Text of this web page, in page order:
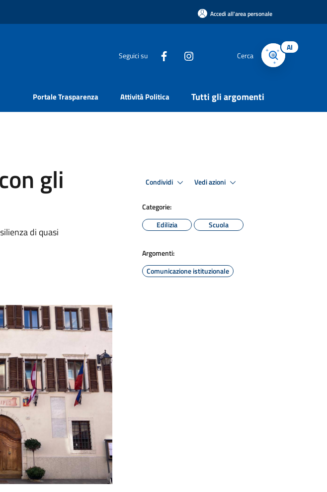
Accedi all'area personale
Seguici su Cerca
AI
Portale Trasparenza Attività Politica Tutti gli argomenti
gli
di quasi
Condividi Vedi azioni
Categorie:
Edilizia
Scuola
Argomenti:
Comunicazione istituzionale